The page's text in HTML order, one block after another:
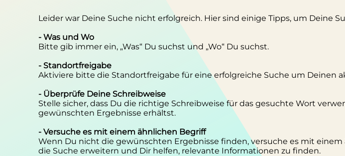
Leider war Deine Suche nicht erfolgreich. Hier sind einige Tipps, um Deine
- Was und Wo
Bitte gib immer ein, „Was“ Du suchst und „Wo“ Du suchst.
- Standortfreigabe
Aktiviere bitte die Standortfreigabe für eine erfolgreiche Suche um Deinen
- Überprüfe Deine Schreibweise
Stelle sicher, dass Du die richtige Schreibweise für das gesuchte Wort
gewünschten Ergebnisse erhältst.
- Versuche es mit einem ähnlichen Begriff
Wenn Du nicht die gewünschten Ergebnisse finden, versuche es mit
die Suche erweitern und Dir helfen, relevante Informationen zu finden.